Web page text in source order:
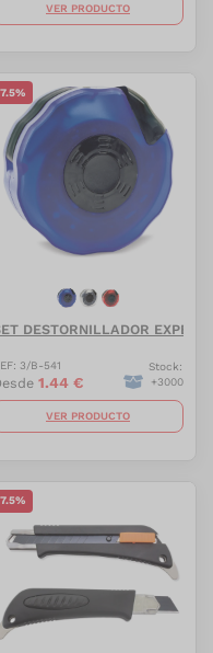
VER PRODUCTO
%
DESTORNILLADOR
3/B-541
1.44 €
Stock:
+3000
VER PRODUCTO
%